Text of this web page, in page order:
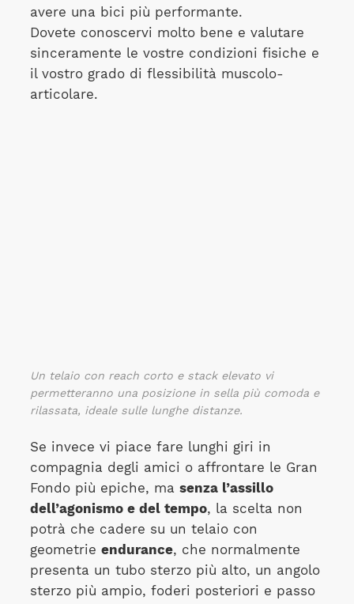
avere una bici più performante.
Dovete conoscervi molto bene e valutare
sinceramente le vostre condizioni fisiche e
il vostro grado di flessibilità muscolo-
articolare.
Un telaio con reach corto e stack elevato vi
permetteranno una posizione in sella più comoda e
rilassata, ideale sulle lunghe distanze.
Se invece vi piace fare lunghi giri in
compagnia degli amici o affrontare le Gran
Fondo più epiche, ma senza l’assillo
dell’agonismo e del tempo, la scelta non
potrà che cadere su un telaio con
geometrie endurance, che normalmente
presenta un tubo sterzo più alto, un angolo
sterzo più ampio, foderi posteriori e passo